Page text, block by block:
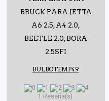
BRUCK PARA JETTA
A6 2.5, A4 2.0,
BEETLE 2.0, BORA
2.5SFI
BULBOTEMP49
1 Reseña(s)